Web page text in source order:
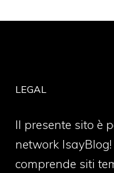
LEGAL
Il presente sito è
network
comprende siti